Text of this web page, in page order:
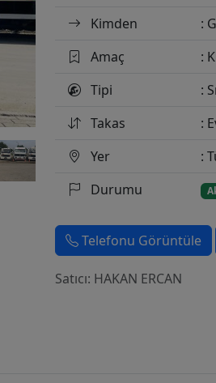
Kimden
:
Amaç
:
Tipi
:
Takas
:
Yer
:
Durumu
Telefonu Görüntüle
Satıcı: HAKAN ERCAN